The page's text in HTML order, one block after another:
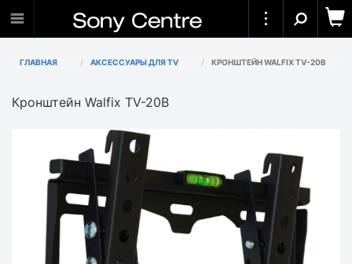
ГЛАВНАЯ АКСЕССУАРЫ ДЛЯ TV КРОНШТЕЙН WALFIX TV-20B
Кронштейн Walfix TV-20B